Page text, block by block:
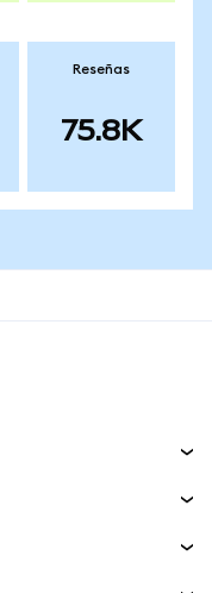
Reseñas
75.8K